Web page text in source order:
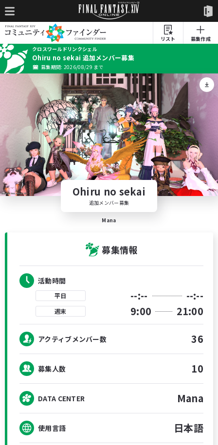
リスト
募集作成
クロスワールドリンクシェル
Ohiru no sekai 追加メンバー募集
募集期間: 2026/08/29 まで
Ohiru no sekai
追加メンバー募集
Mana
募集情報
活動時間
平日 --:-- --:--
週末 9:00 21:00
アクティブメンバー数 36
募集人数 10
DATA CENTER Mana
使用言語 日本語